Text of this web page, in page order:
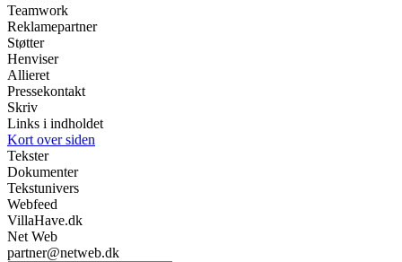
Teamwork
Reklamepartner
Støtter
Henviser
Allieret
Pressekontakt
Skriv
Links i indholdet
Kort over siden
Tekster
Dokumenter
Tekstunivers
Webfeed
VillaHave.dk
Net Web
partner@netweb.dk